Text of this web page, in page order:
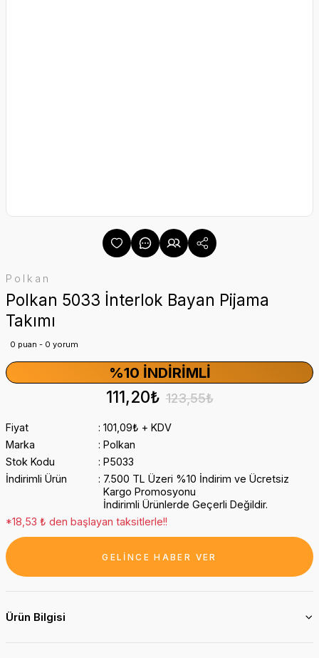
Polkan
Polkan 5033 İnterlok Bayan Pijama
Takımı
0 puan - 0 yorum
%10 İNDIRIMLI
111,20₺ 123,55₺
Fiyat
101,09₺ + KDV
Marka
Polkan
Stok Kodu
P5033
İndirimli Ürün
7.500 TL Üzeri %10 İndirim ve Ücretsiz
Kargo Promosyonu
İndirimli Ürünlerde Geçerli Değildir.
*18,53 ₺ den başlayan taksitlerle!!
GELİNCE HABER VER
Ürün Bilgisi